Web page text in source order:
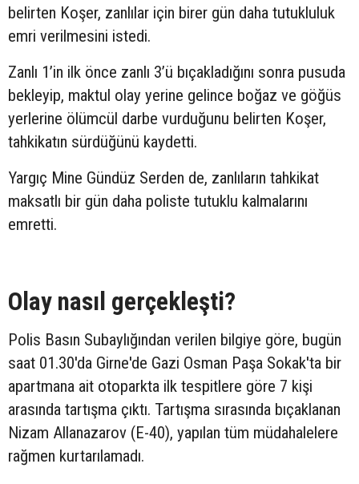
belirten Koşer, zanlılar için birer gün daha tutukluluk
emri verilmesini istedi.
Zanlı 1’in ilk önce zanlı 3’ü bıçakladığını sonra pusuda
bekleyip, maktul olay yerine gelince boğaz ve göğüs
yerlerine ölümcül darbe vurduğunu belirten Koşer,
tahkikatın sürdüğünü kaydetti.
Yargıç Mine Gündüz Serden de, zanlıların tahkikat
maksatlı bir gün daha poliste tutuklu kalmalarını
emretti.
Olay nasıl gerçekleşti?
Polis Basın Subaylığından verilen bilgiye göre, bugün
saat 01.30'da Girne'de Gazi Osman Paşa Sokak'ta bir
apartmana ait otoparkta ilk tespitlere göre 7 kişi
arasında tartışma çıktı. Tartışma sırasında bıçaklanan
Nizam Allanazarov (E-40), yapılan tüm müdahalelere
rağmen kurtarılamadı.